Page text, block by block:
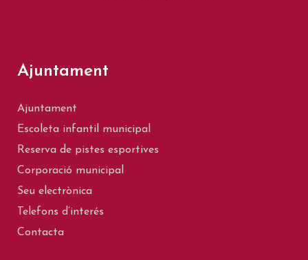
Ajuntament
Ajuntament
Escoleta infantil municipal
Reserva de pistes esportives
Corporació municipal
Seu electrònica
Telefons d’interés
Contacta